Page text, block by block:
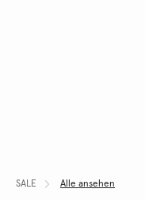
SALE Alle ansehen